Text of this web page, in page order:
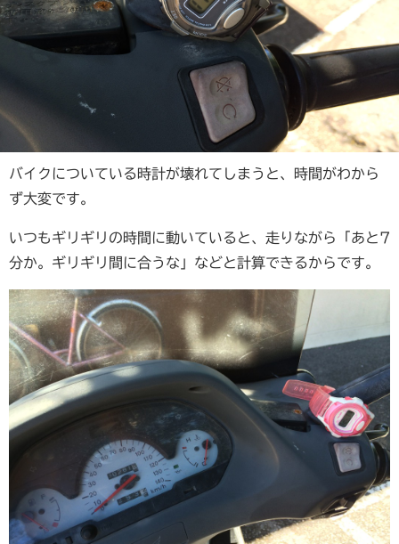
バイクについている時計が壊れてしまうと、時間がわから
ず大変です。
いつもギリギリの時間に動いていると、走りながら「あと7
分か。ギリギリ間に合うな」などと計算できるからです。